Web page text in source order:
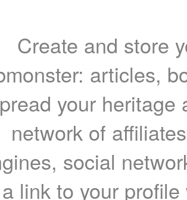
Create and store
articles,
your heritage
network of
social
a link to your